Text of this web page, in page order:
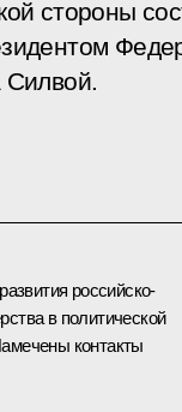
стороны
российско-
в политической
контакты